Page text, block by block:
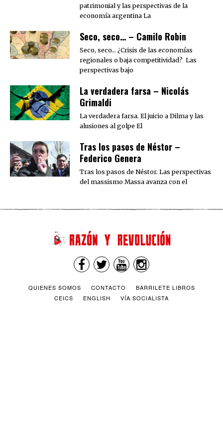
patrimonial y las perspectivas de la
economía argentina La
Seco, seco… – Camilo Robin
Seco, seco… ¿Crisis de las economías
regionales o baja competitividad? Las
perspectivas bajo
La verdadera farsa – Nicolás
Grimaldi
La verdadera farsa. El juicio a Dilma y las
alusiones al golpe El
Tras los pasos de Néstor –
Federico Genera
Tras los pasos de Néstor. Las perspectivas
del massismo Massa avanza con el
QUIENES SOMOS CONTACTO
BARRILETE LIBROS
CEICS
ENGLISH VÍA SOCIALISTA